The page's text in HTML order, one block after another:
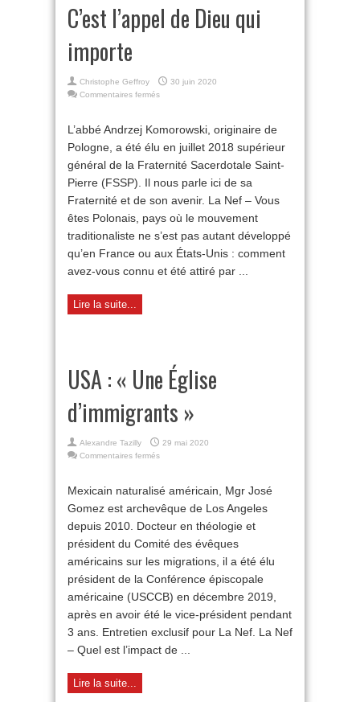
C’est l’appel de Dieu qui
importe
Christophe Geffroy
30 juin 2020
Commentaires fermés
de
Dieu
importe
L’abbé Andrzej Komorowski, originaire de
Pologne, a été élu en juillet 2018 supérieur
général de la Fraternité Sacerdotale Saint-
Pierre (FSSP). Il nous parle ici de sa
Fraternité et de son avenir. La Nef – Vous
êtes Polonais, pays où le mouvement
traditionaliste ne s’est pas autant développé
qu’en France ou aux États-Unis : comment
avez-vous connu et été attiré par ...
Lire la suite...
USA : « Une Église
d’immigrants »
Alexandre Tazilly
29 mai 2020
Commentaires fermés
«
Une
d’immigrants
»
Mexicain naturalisé américain, Mgr José
Gomez est archevêque de Los Angeles
depuis 2010. Docteur en théologie et
président du Comité des évêques
américains sur les migrations, il a été élu
président de la Conférence épiscopale
américaine (USCCB) en décembre 2019,
après en avoir été le vice-président pendant
3 ans. Entretien exclusif pour La Nef. La Nef
– Quel est l’impact de ...
Lire la suite...